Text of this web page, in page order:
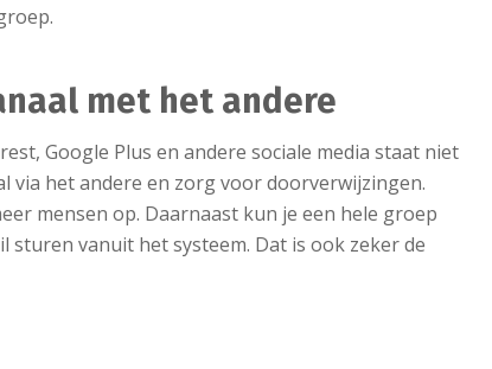
met het andere
Google Plus en andere sociale media staat niet
via het andere en zorg voor doorverwijzingen.
mensen op. Daarnaast kun je een hele groep
sturen vanuit het systeem. Dat is ook zeker de